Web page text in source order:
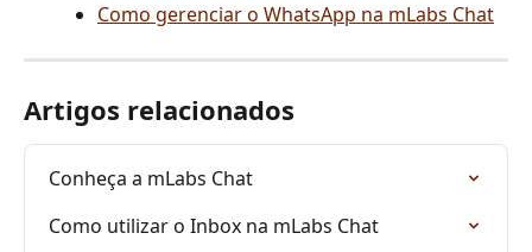
Como gerenciar o WhatsApp na mLabs Chat
Artigos relacionados
Conheça a mLabs Chat
Como utilizar o Inbox na mLabs Chat